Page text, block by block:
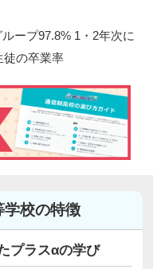
ープ97.8% 1・2年次に
徒の卒業率
学校の特徴
プラスαの学び